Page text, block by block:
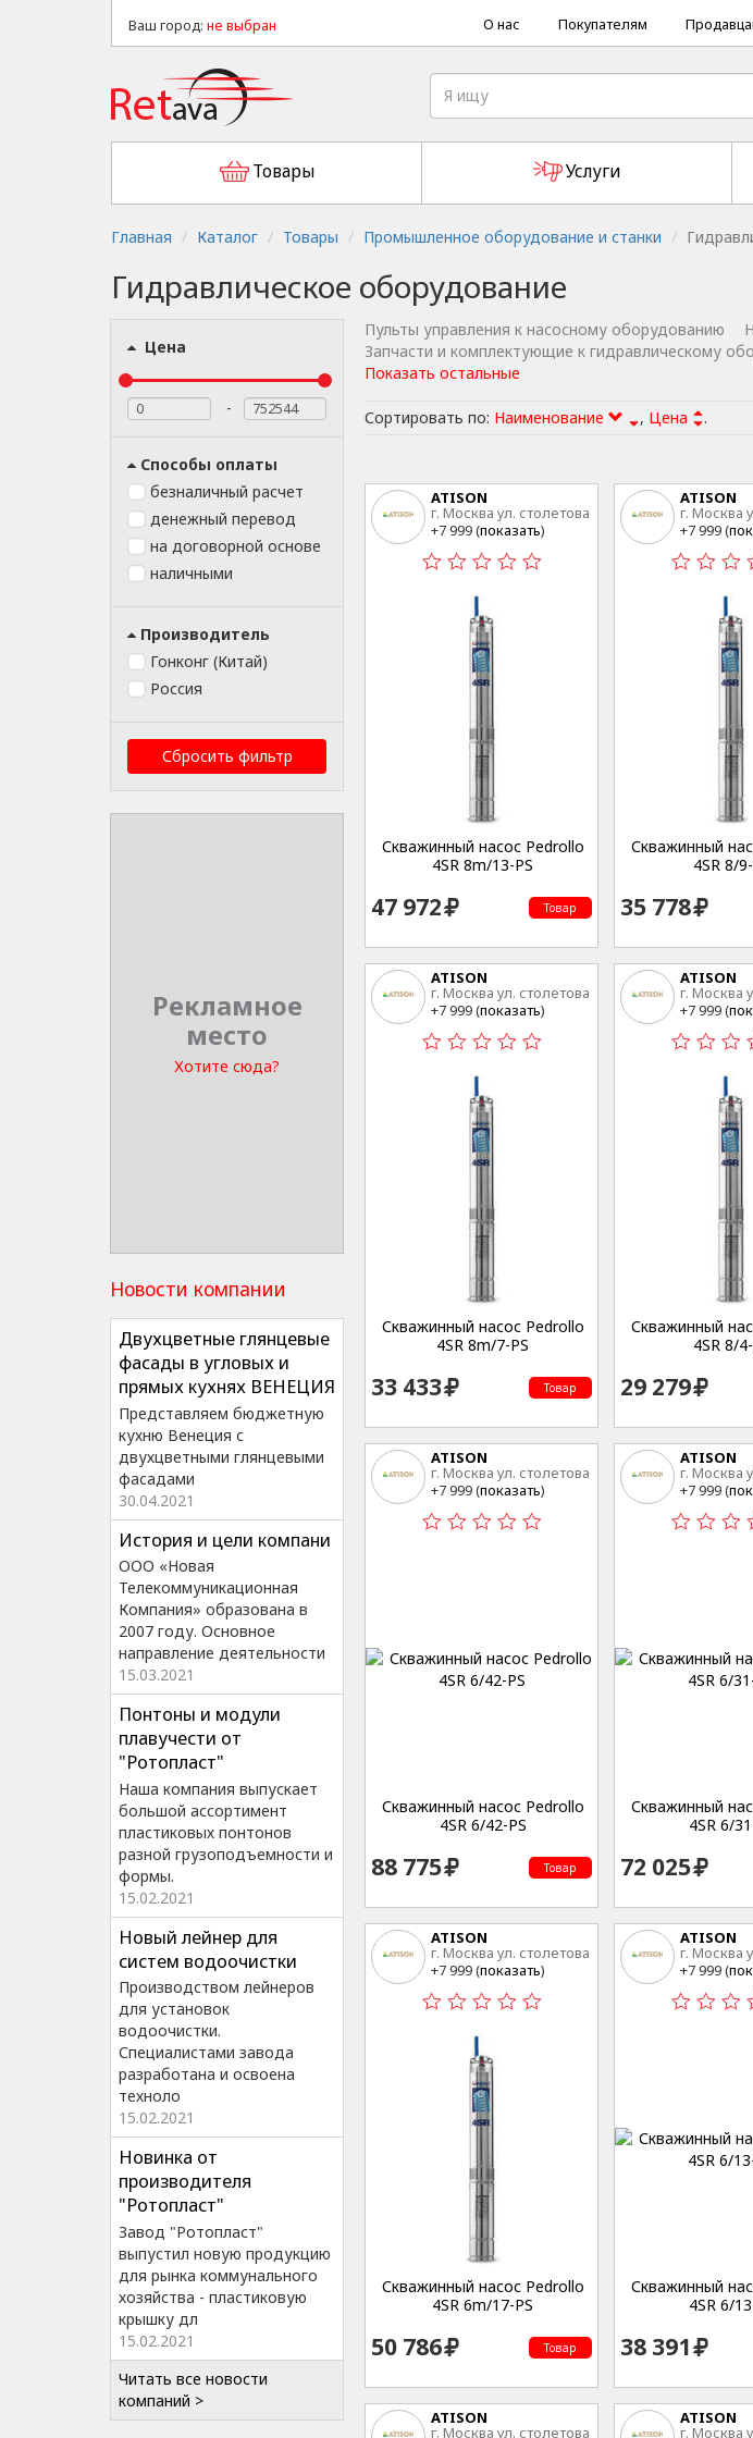
Ваш город: не выбран О нас Покупателям
Товары Услуги
Главная Каталог Товары Промышленное оборудование и станки
Гидравлическое оборудование
Цена
-
Способы оплаты
безналичный расчет
денежный перевод
на договорной основе
наличными
Производитель
Гонконг (Китай)
Россия
Сбросить фильтр
Рекламное
место
Хотите сюда?
Новости компании
Двухцветные глянцевые
фасады в угловых и
прямых кухнях ВЕНЕЦИЯ
Представляем бюджетную
кухню Венеция с
двухцветными глянцевыми
фасадами
30.04.2021
История и цели компани
ООО «Новая
Телекоммуникационная
Компания» образована в
2007 году. Основное
направление деятельности
15.03.2021
Понтоны и модули
плавучести от
"Ротопласт"
Наша компания выпускает
большой ассортимент
пластиковых понтонов
разной грузоподъемности и
формы.
15.02.2021
Новый лейнер для
систем водоочистки
Производством лейнеров
для установок
водоочистки.
Специалистами завода
разработана и освоена
техноло
15.02.2021
Новинка от
производителя
"Ротопласт"
Завод "Ротопласт"
выпустил новую продукцию
для рынка коммунального
хозяйства - пластиковую
крышку дл
15.02.2021
Читать все новости
компаний >
Пульты управления к насосному оборудованию
Запчасти и комплектующие к гидравлическому
Показать остальные
Сортировать по: Наименование , Цена .
ATISON
г. Москва ул. столетова
15
+7 999 (показать)
Скважинный насос Pedrollo
4SR 8m/13-PS
47 972 Товар
ATISON
г. Москва
15
+7 999 (
Скважинный
4SR 8/
35 778
ATISON
г. Москва ул. столетова
15
+7 999 (показать)
Скважинный насос Pedrollo
4SR 8m/7-PS
33 433 Товар
ATISON
г. Москва
15
+7 999 (
Скважинный
4SR 8/
29 279
ATISON
г. Москва ул. столетова
15
+7 999 (показать)
Скважинный насос Pedrollo
4SR 6/42-PS
88 775 Товар
ATISON
г. Москва
15
+7 999 (
Скважинный
4SR 6/
72 025
ATISON
г. Москва ул. столетова
15
+7 999 (показать)
Скважинный насос Pedrollo
4SR 6m/17-PS
50 786 Товар
ATISON
г. Москва
15
+7 999 (
Скважинный
4SR 6/
38 391
ATISON
г. Москва ул. столетова
ATISON
г. Москва